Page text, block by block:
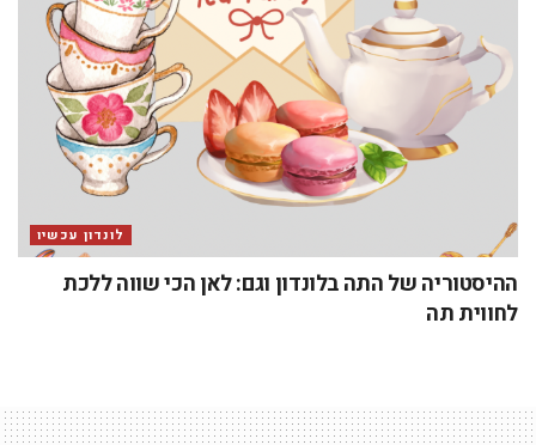
לונדון עכשיו
ההיסטוריה של התה בלונדון וגם: לאן הכי שווה ללכת
לחווית תה